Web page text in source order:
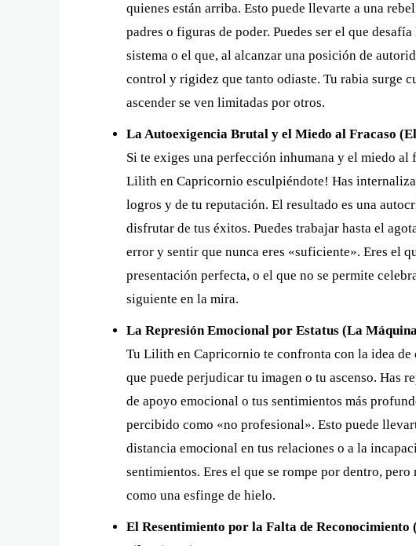
quienes están arriba. Esto puede llevarte a una
padres o figuras de poder. Puedes ser el que
sistema o el que, al alcanzar una posición de
control y rigidez que tanto odiaste. Tu rabia surge
ascender se ven limitadas por otros.
La Autoexigencia Brutal y el Miedo al Fracaso
Si te exiges una perfección inhumana y el miedo al
Lilith en Capricornio esculpiéndote! Has
logros y de tu reputación. El resultado es una
disfrutar de tus éxitos. Puedes trabajar hasta el
error y sentir que nunca eres «suficiente». Eres el
presentación perfecta, o el que no se permite
siguiente en la mira.
La Represión Emocional por Estatus (La
Tu Lilith en Capricornio te confronta con la idea de
que puede perjudicar tu imagen o tu ascenso. Has
de apoyo emocional o tus sentimientos más
percibido como «no profesional». Esto puede
distancia emocional en tus relaciones o a la
sentimientos. Eres el que se rompe por dentro,
como una esfinge de hielo.
El Resentimiento por la Falta de